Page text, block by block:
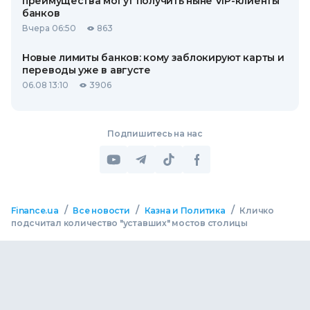
банков
Вчера 06:50 863
Новые лимиты банков: кому заблокируют карты и
переводы уже в августе
06.08 13:10 3906
Подпишитесь на нас
Finance.ua / Все новости / Казна и Политика / Кличко
подсчитал количество "уставших" мостов столицы